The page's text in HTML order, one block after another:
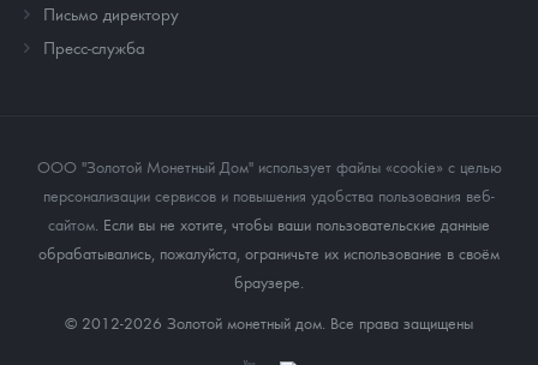
Письмо директору
Пресс-служба
ООО "Золотой Монетный Дом" использует файлы «cookie» с целью
персонализации сервисов и повышения удобства пользования веб-
сайтом . Если вы не хотите, чтобы ваши пользовательские данные
обрабатывались, пожалуйста, ограничьте их использование в своём
браузере.
© 2012-2026 Золотой монетный дом. Все права защищены